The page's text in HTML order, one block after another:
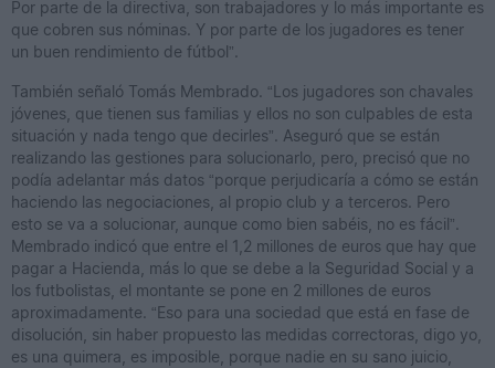
Por parte de la directiva, son trabajadores y lo más importante es
que cobren sus nóminas. Y por parte de los jugadores es tener
un buen rendimiento de fútbol”.
También señaló Tomás Membrado. “Los jugadores son chavales
jóvenes, que tienen sus familias y ellos no son culpables de esta
situación y nada tengo que decirles”. Aseguró que se están
realizando las gestiones para solucionarlo, pero, precisó que no
podía adelantar más datos “porque perjudicaría a cómo se están
haciendo las negociaciones, al propio club y a terceros. Pero
esto se va a solucionar, aunque como bien sabéis, no es fácil”.
Membrado indicó que entre el 1,2 millones de euros que hay que
pagar a Hacienda, más lo que se debe a la Seguridad Social y a
los futbolistas, el montante se pone en 2 millones de euros
aproximadamente. “Eso para una sociedad que está en fase de
disolución, sin haber propuesto las medidas correctoras, digo yo,
es una quimera, es imposible, porque nadie en su sano juicio,